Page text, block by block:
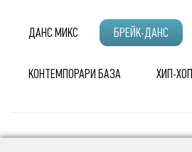
ДАНС МИКС БРЕЙК-ДАНС
КОНТЕМПОРАРИ БАЗА ХИП-ХОП